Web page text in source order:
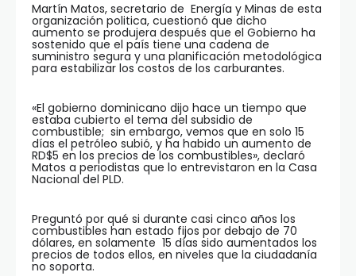
Martín Matos, secretario de Energía y Minas de esta
organización politica, cuestionó que dicho
aumento se produjera después que el Gobierno ha
sostenido que el país tiene una cadena de
suministro segura y una planificación metodológica
para estabilizar los costos de los carburantes.
«El gobierno dominicano dijo hace un tiempo que
estaba cubierto el tema del subsidio de
combustible; sin embargo, vemos que en solo 15
días el petróleo subió, y ha habido un aumento de
RD$5 en los precios de los combustibles», declaró
Matos a periodistas que lo entrevistaron en la Casa
Nacional del PLD.
Preguntó por qué si durante casi cinco años los
combustibles han estado fijos por debajo de 70
dólares, en solamente 15 días sido aumentados los
precios de todos ellos, en niveles que la ciudadanía
no soporta.